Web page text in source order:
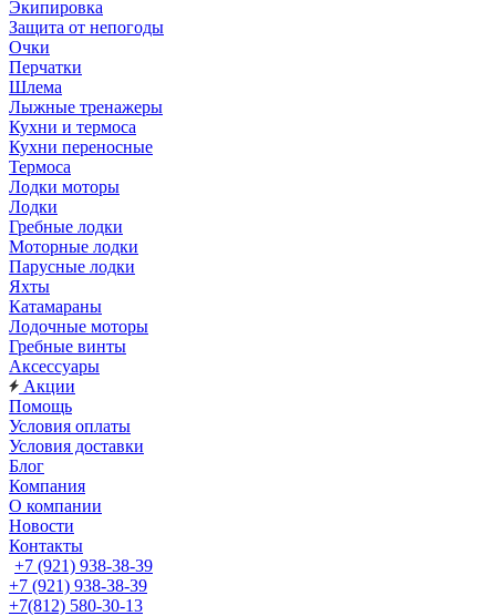
Экипировка
Защита от непогоды
Очки
Перчатки
Шлема
Лыжные тренажеры
Кухни и термоса
Кухни переносные
Термоса
Лодки моторы
Лодки
Гребные лодки
Моторные лодки
Парусные лодки
Яхты
Катамараны
Лодочные моторы
Гребные винты
Аксессуары
Акции
Помощь
Условия оплаты
Условия доставки
Блог
Компания
О компании
Новости
Контакты
+7 (921) 938-38-39
+7 (921) 938-38-39
+7(812) 580-30-13